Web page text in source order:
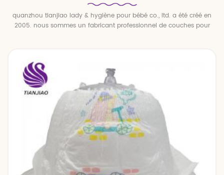
quanzhou tianjiao lady & hygiène pour bébé co., ltd. a été créé en
2005. nous sommes un fabricant professionnel de couches pour